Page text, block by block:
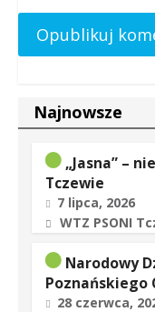
Najnowsze
„Jasna” –
Tczewie
7 lipca, 2026
WTZ PSONI
Narodowy
Poznańskiego
28 czerwca,